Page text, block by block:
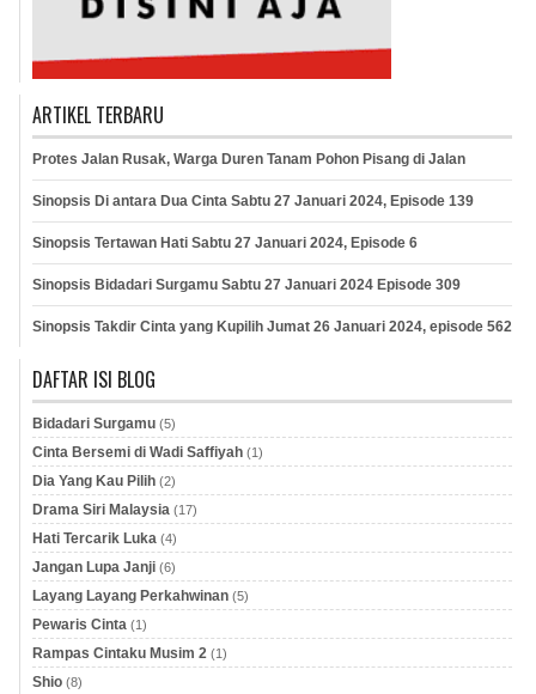
ARTIKEL TERBARU
Protes Jalan Rusak, Warga Duren Tanam Pohon Pisang di Jalan
Sinopsis Di antara Dua Cinta Sabtu 27 Januari 2024, Episode 139
Sinopsis Tertawan Hati Sabtu 27 Januari 2024, Episode 6
Sinopsis Bidadari Surgamu Sabtu 27 Januari 2024 Episode 309
Sinopsis Takdir Cinta yang Kupilih Jumat 26 Januari 2024, episode 562
DAFTAR ISI BLOG
Bidadari Surgamu (5)
Cinta Bersemi di Wadi Saffiyah (1)
Dia Yang Kau Pilih (2)
Drama Siri Malaysia (17)
Hati Tercarik Luka (4)
Jangan Lupa Janji (6)
Layang Layang Perkahwinan (5)
Pewaris Cinta (1)
Rampas Cintaku Musim 2 (1)
Shio (8)